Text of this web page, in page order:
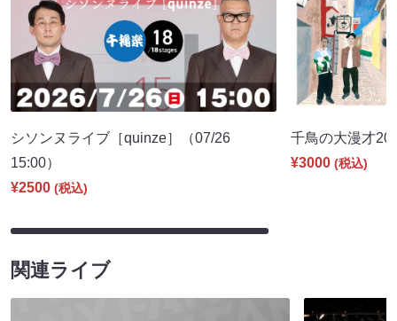
シソンヌライブ［quinze］（07/26
15:00）
¥2500 (税込)
千鳥の大漫才
¥3000 (税込)
関連ライブ